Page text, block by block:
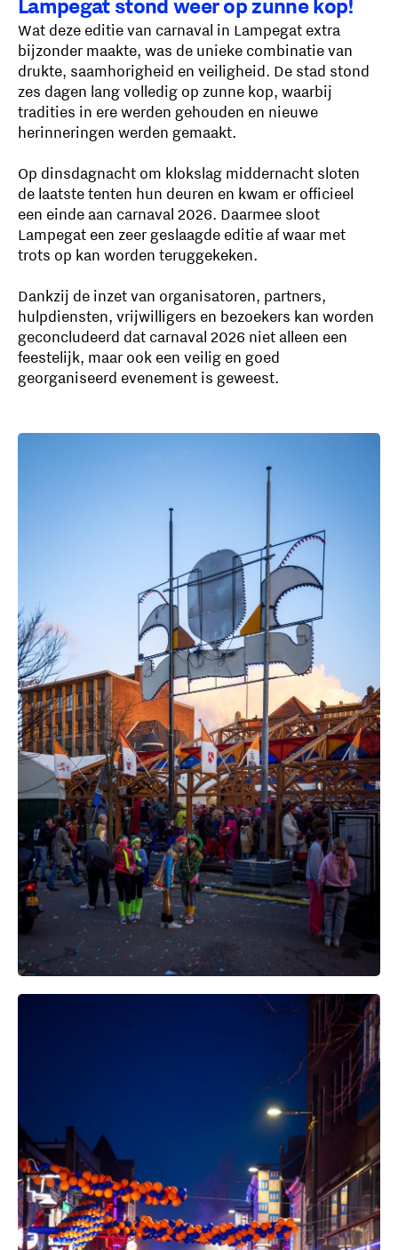
Lampegat stond weer op zunne kop!
Wat deze editie van carnaval in Lampegat extra
bijzonder maakte, was de unieke combinatie van
drukte, saamhorigheid en veiligheid. De stad stond
zes dagen lang volledig op zunne kop, waarbij
tradities in ere werden gehouden en nieuwe
herinneringen werden gemaakt.
Op dinsdagnacht om klokslag middernacht sloten
de laatste tenten hun deuren en kwam er officieel
een einde aan carnaval 2026. Daarmee sloot
Lampegat een zeer geslaagde editie af waar met
trots op kan worden teruggekeken.
Dankzij de inzet van organisatoren, partners,
hulpdiensten, vrijwilligers en bezoekers kan worden
geconcludeerd dat carnaval 2026 niet alleen een
feestelijk, maar ook een veilig en goed
georganiseerd evenement is geweest.